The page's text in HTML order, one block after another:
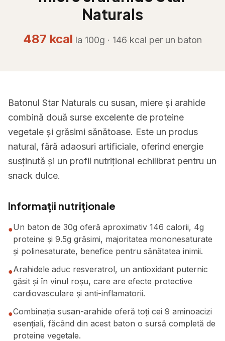
Naturals
487 kcal la 100g · 146 kcal per un baton
Batonul Star Naturals cu susan, miere și arahide
combină două surse excelente de proteine
vegetale și grăsimi sănătoase. Este un produs
natural, fără adaosuri artificiale, oferind energie
susținută și un profil nutrițional echilibrat pentru un
snack dulce.
Informații nutriționale
●Un baton de 30g oferă aproximativ 146 calorii, 4g
proteine și 9.5g grăsimi, majoritatea mononesaturate
și polinesaturate, benefice pentru sănătatea inimii.
●Arahidele aduc resveratrol, un antioxidant puternic
găsit și în vinul roșu, care are efecte protective
cardiovasculare și anti-inflamatorii.
●Combinația susan-arahide oferă toți cei 9 aminoacizi
esențiali, făcând din acest baton o sursă completă de
proteine vegetale.